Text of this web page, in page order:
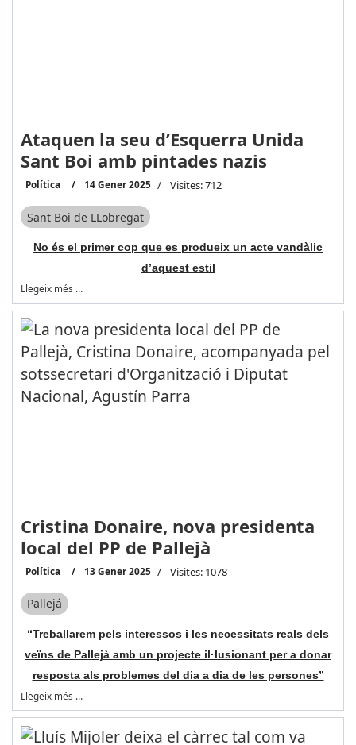
Ataquen la seu d’Esquerra Unida
Sant Boi amb pintades nazis
Política 14 Gener 2025 Visites: 712
Sant Boi de LLobregat
No és el primer cop que es produeix un acte vandàlic
d’aquest estil
Llegeix més …
Cristina Donaire, nova presidenta
local del PP de Pallejà
Política 13 Gener 2025 Visites: 1078
Pallejá
“Treballarem pels interessos i les necessitats reals dels
veïns de Pallejà amb un projecte il·lusionant per a donar
resposta als problemes del dia a dia de les persones”
Llegeix més …